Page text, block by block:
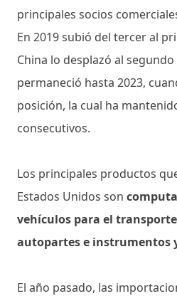
principales socios
En 2019 subió del tercer al
China lo desplazó al
permaneció hasta 2023,
posición, la cual ha
consecutivos.
Los principales productos
Estados Unidos son
vehículos para el
autopartes e instrumentos
El año pasado, las